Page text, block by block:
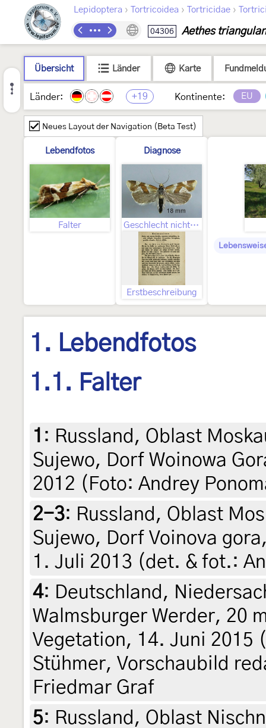
Lepidoptera › Tortricoidea › Tortricidae ›
04306 Aethes
Übersicht Länder Karte
Länder: +19 Kontinente: EU
Neues Layout der Navigation (Beta Test)
Lebendfotos
Falter
Diagnose
Geschlecht nicht bestimmt
Erstbeschreibung
1. Lebendfotos
1.1. Falter
1 : Russland, Oblast
Sujewo, Dorf Woinowa
2012 (Foto: Andrey
2-3: Russland, Oblast
Sujewo, Dorf Voinova
1. Juli 2013 (det. & fot.:
4: Deutschland,
Walmsburger Werder, 20
Vegetation, 14. Juni 2015
Stühmer, Vorschaubild
Friedmar Graf
5: Russland, Oblast